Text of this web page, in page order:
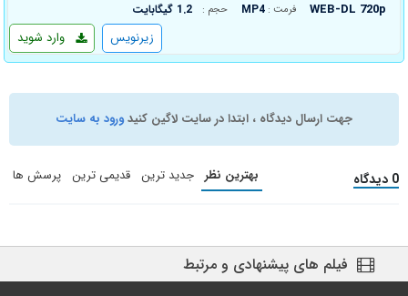
WEB-DL 720p فرمت : MP4 حجم : 1.2 گیگابایت
وارد شوید زیرنویس
جهت ارسال دیدگاه ، ابتدا در سایت لاگین کنیدورود به سایت
0 دیدگاه بهترین نظر جدید ترین قدیمی ترین پرسش ها
فیلم های پیشنهادی و مرتبط